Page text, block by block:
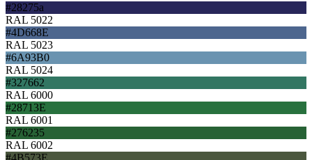
#28275a
RAL 5022
#4D668E
RAL 5023
#6A93B0
RAL 5024
#327662
RAL 6000
#28713E
RAL 6001
#276235
RAL 6002
#4B573E